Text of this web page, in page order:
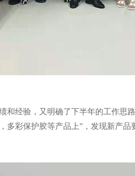
和经验，又明确了下半年的工作思
多彩保护胶等产品上”，发现新产